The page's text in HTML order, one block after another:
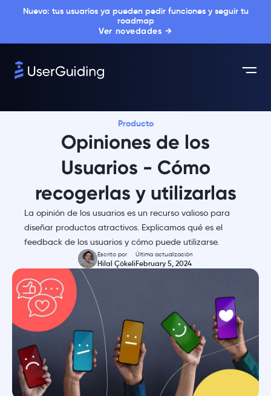
Nuevo: tus usuarios ya pueden pedir funciones y seguir tu
roadmap
Ver novedades →
Producto
Opiniones de los
Usuarios - Cómo
recogerlas y utilizarlas
La opinión de los usuarios es un recurso valioso para
diseñar productos atractivos. Explicamos qué es el
feedback de los usuarios y cómo puede utilizarse.
Escrito por
Hilal Çökeli
Última actualización
February 5, 2024